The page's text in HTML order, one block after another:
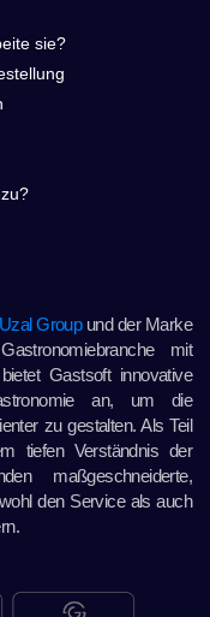
sie?
Uzal Groupund der Marke
mit
Gastsoft innovative
an, um die
zu gestalten. Als Teil
tiefen Verständnis der
maßgeschneiderte,
den Service als auch